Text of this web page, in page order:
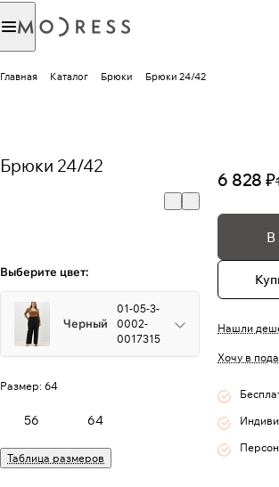
Главная Каталог Брюки Брюки 24/42
Брюки 24/42
Выберите цвет:
Черный
01-05-3-
0002-
0017315
Размер: 64
56 64
Таблица размеров
6 828 ₽
В
Нашли
Хочу в